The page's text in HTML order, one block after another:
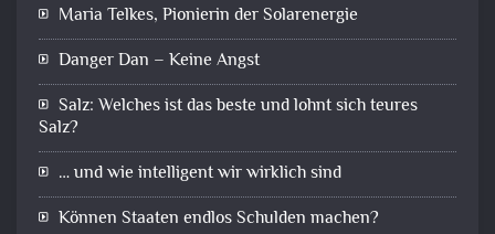
Maria Telkes, Pionierin der Solarenergie
Danger Dan – Keine Angst
Salz: Welches ist das beste und lohnt sich teures
Salz?
… und wie intelligent wir wirklich sind
Können Staaten endlos Schulden machen?